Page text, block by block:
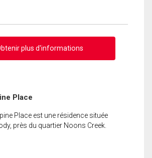
plus d'informations
Place
Place est une résidence située
près du quartier Noons Creek.